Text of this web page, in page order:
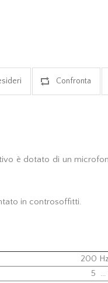
è dotato di un
in controsoffitti.
200
5 ...